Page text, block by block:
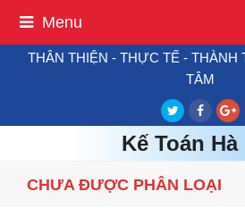
Menu
THÂN THIỆN - THỰC TẾ - THÀNH
TÂM
Twitter
Kế Toán Hà
CHƯA ĐƯỢC PHÂN LOẠI